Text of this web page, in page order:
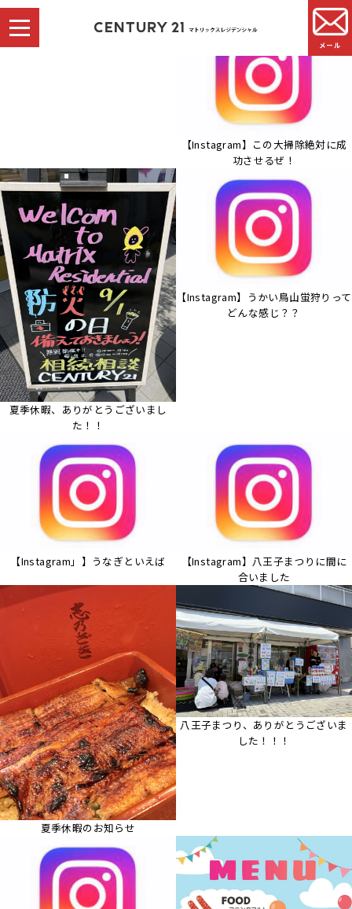
メール
事務所を移転いたしました
【Instagram】この大掃除絶対に成
功させるぜ！
夏季休暇、ありがとうございまし
た！！
【Instagram】うかい鳥山蛍狩りって
どんな感じ？？
【Instagram」】うなぎといえば
【Instagram】八王子まつりに間に
合いました
夏季休暇のお知らせ
八王子まつり、ありがとうございま
した！！！